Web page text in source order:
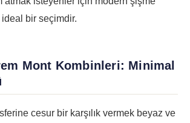
ideal bir seçimdir.
Mont Kombinleri: Minimal
cesur bir karşılık vermek beyaz ve